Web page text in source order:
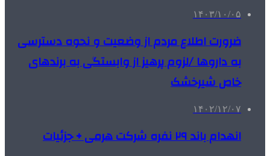
۱۴۰۳/۱۰/۰۵
ضرورت اطلاع مردم از وضعیت و نحوه دسترسی
به داروها /لزوم پرهیز از وابستگی به برندهای
خاص شیرخشک
۱۴۰۲/۱۲/۰۷
انهدام باند ۲۹ نفره شرکت هرمی + جزئیات